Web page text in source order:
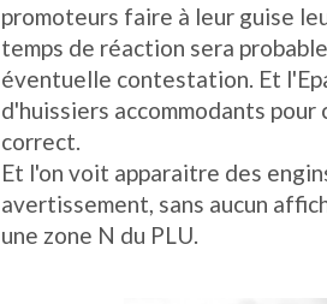
promoteurs faire à leur guise
temps de réaction sera
éventuelle contestation. Et
d'huissiers accommodants
correct.
Et l'on voit apparaitre des
avertissement, sans aucun
une zone N du PLU.